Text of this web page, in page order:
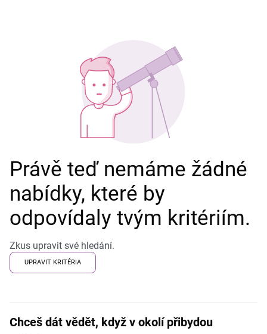
Právě teď nemáme žádné
nabídky, které by
odpovídaly tvým kritériím.
Zkus upravit své hledání.
UPRAVIT KRITÉRIA
Chceš dát vědět, když v okolí přibydou